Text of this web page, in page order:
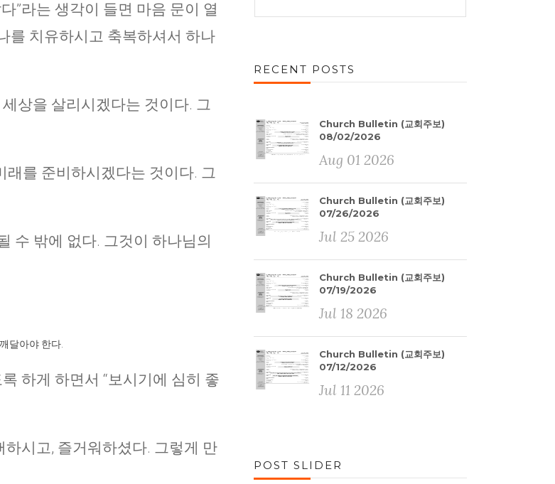
”라는 생각이 들면 마음 문이 열
를 치유하시고 축복하셔서 하나
상을 살리시겠다는 것이다. 그
를 준비하시겠다는 것이다. 그
수 밖에 없다. 그것이 하나님의
달아야 한다.
하게 하면서 “보시기에 심히 좋
시고, 즐거워하셨다. 그렇게 만
RECENT POSTS
Church Bulletin (교회주보)
08/02/2026
Aug 01 2026
Church Bulletin (교회주보)
07/26/2026
Jul 25 2026
Church Bulletin (교회주보)
07/19/2026
Jul 18 2026
Church Bulletin (교회주보)
07/12/2026
Jul 11 2026
POST SLIDER